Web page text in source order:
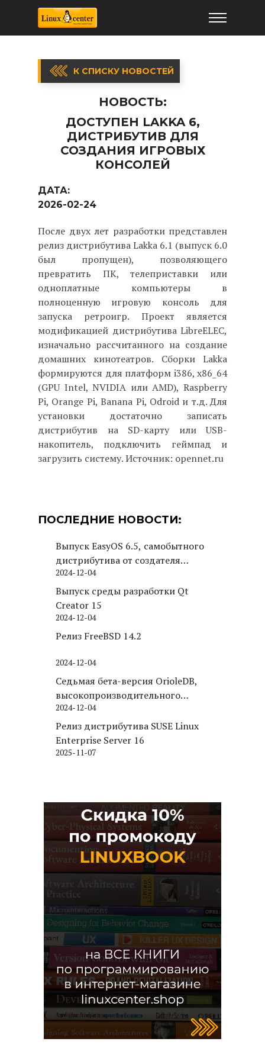
К СПИСКУ НОВОСТЕЙ
НОВОСТЬ:
ДОСТУПЕН LAKKA 6,
ДИСТРИБУТИВ ДЛЯ
СОЗДАНИЯ ИГРОВЫХ
КОНСОЛЕЙ
ДАТА:
2026-02-24
После двух лет разработки представлен
релиз дистрибутива Lakka 6.1 (выпуск 6.0
был пропущен), позволяющего
превратить ПК, телеприставки или
одноплатные компьютеры в
полноценную игровую консоль для
запуска ретроигр. Проект является
модификацией дистрибутива LibreELEC,
изначально рассчитанного на создание
домашних кинотеатров. Сборки Lakka
формируются для платформ i386, x86_64
(GPU Intel, NVIDIA или AMD), Raspberry
Pi, Orange Pi, Banana Pi, Odroid и т.д. Для
установки достаточно записать
дистрибутив на SD-карту или USB-
накопитель, подключить геймпад и
загрузить систему. Источник: opennet.ru
ПОСЛЕДНИЕ НОВОСТИ:
Выпуск EasyOS 6.5, самобытного
дистрибутива от создателя
Puppy Linux
2024-12-04
Выпуск среды разработки Qt
Creator 15
2024-12-04
Релиз FreeBSD 14.2
2024-12-04
Седьмая бета-версия OrioleDB,
высокопроизводительного
движка хранения для PostgreSQL
2024-12-04
Релиз дистрибутива SUSE Linux
Enterprise Server 16
2025-11-07